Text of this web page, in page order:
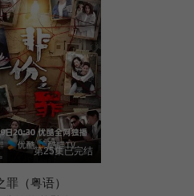
第25集已完结
罪（粤语）